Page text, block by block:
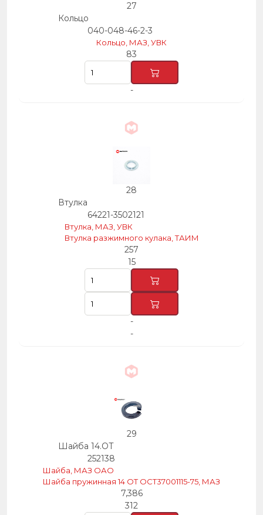
27
Кольцо
040-048-46-2-3
Кольцо, МАЗ, УВК
83
-
28
Втулка
64221-3502121
Втулка, МАЗ, УВК
Втулка разжимного кулака, ТАИМ
257
15
-
-
29
Шайба 14.ОТ
252138
Шайба, МАЗ ОАО
Шайба пружинная 14 ОТ ОСТ37001115-75, МАЗ
7,386
312